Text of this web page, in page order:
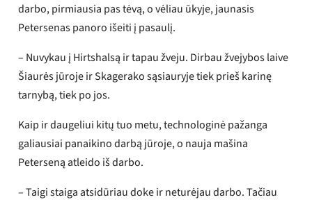
darbo, pirmiausia pas tėvą, o vėliau ūkyje, jaunasis
Petersenas panoro išeiti į pasaulį.
– Nuvykau į Hirtshalsą ir tapau žveju. Dirbau žvejybos laive
Šiaurės jūroje ir Skagerako sąsiauryje tiek prieš karinę
tarnybą, tiek po jos.
Kaip ir daugeliui kitų tuo metu, technologinė pažanga
galiausiai panaikino darbą jūroje, o nauja mašina
Peterseną atleido iš darbo.
– Taigi staiga atsidūriau doke ir neturėjau darbo. Tačiau